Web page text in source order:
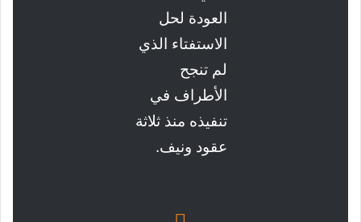
العودة لحل
الاستفتاء الذي
لم تنجح
الأطراف في
تنفيذه منذ ثلاثة
عقود ونيف.